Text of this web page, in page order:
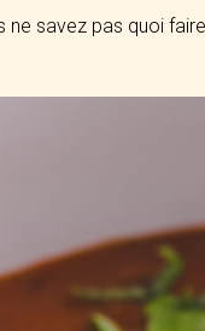
savez pas quoi